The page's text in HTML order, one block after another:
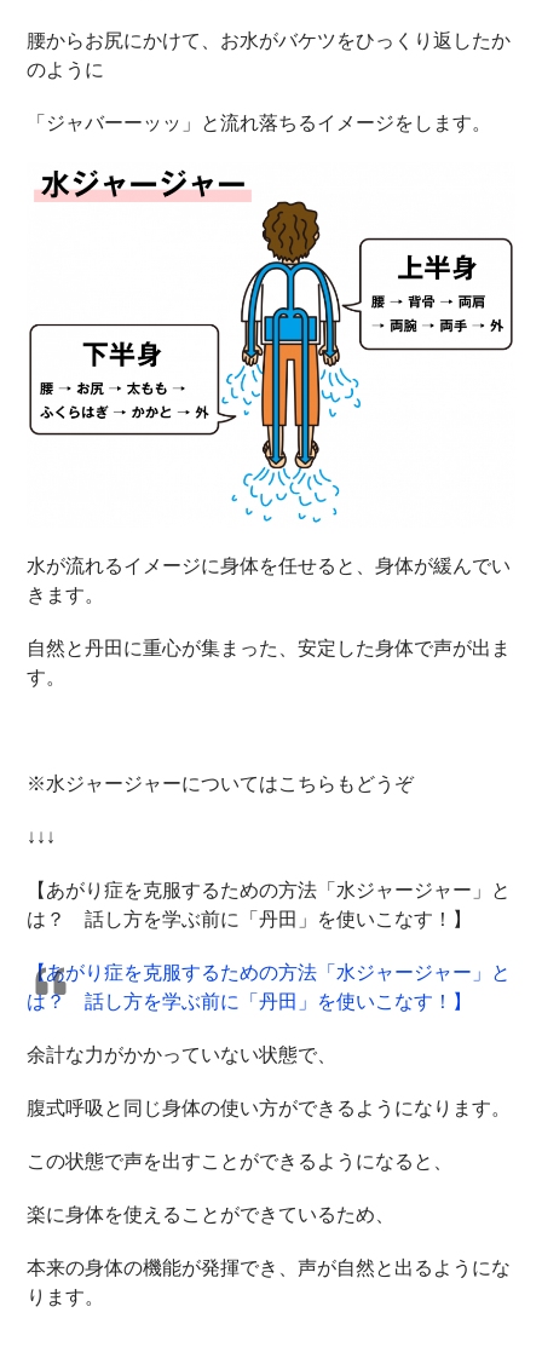
腰からお尻にかけて、お水がバケツをひっくり返したか
のように
「ジャバーーッッ」と流れ落ちるイメージをします。
水が流れるイメージに身体を任せると、身体が緩んでい
きます。
自然と丹田に重心が集まった、安定した身体で声が出ま
す。
※水ジャージャーについてはこちらもどうぞ
↓↓↓
【あがり症を克服するための方法「水ジャージャー」と
は？ 話し方を学ぶ前に「丹田」を使いこなす！】
【あがり症を克服するための方法「水ジャージャー」と
は？ 話し方を学ぶ前に「丹田」を使いこなす！】
余計な力がかかっていない状態で、
腹式呼吸と同じ身体の使い方ができるようになります。
この状態で声を出すことができるようになると、
楽に身体を使えることができているため、
本来の身体の機能が発揮でき、声が自然と出るようにな
ります。